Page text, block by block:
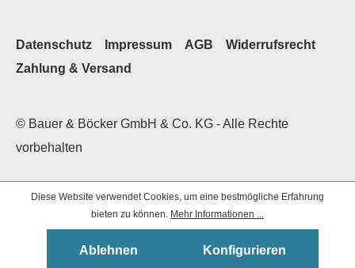
© Bauer & Böcker GmbH & Co. KG - Alle Rechte
vorbehalten
Datenschutz Impressum AGB
Widerrufsrecht
Zahlung & Versand
Diese Website verwendet Cookies, um eine bestmögliche Erfahrung
bieten zu können. Mehr Informationen ...
Ablehnen Konfigurieren